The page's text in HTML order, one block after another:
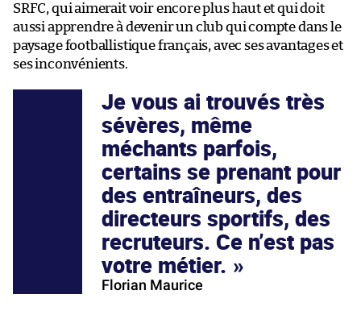
SRFC, qui aimerait voir encore plus haut et qui doit
aussi apprendre à devenir un club qui compte dans le
paysage footballistique français, avec ses avantages et
ses inconvénients.
Je vous ai trouvés très
sévères, même
méchants parfois,
certains se prenant pour
des entraîneurs, des
directeurs sportifs, des
recruteurs. Ce n’est pas
votre métier.
Florian Maurice